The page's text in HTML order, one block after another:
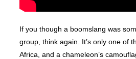
If you though a boomslang was
group, think again. It’s only one of
Africa, and a chameleon’s